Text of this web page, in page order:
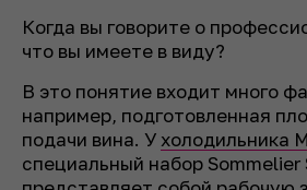
Когда вы говорите о
что вы имеете в виду?
В это понятие входит много
например, подготовленная
подачи вина. У холодильника
специальный набор Sommelier